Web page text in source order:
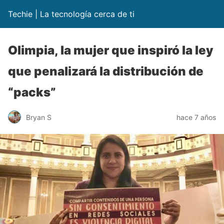
Techie | La tecnología cerca de ti
Olimpia, la mujer que inspiró la ley
que penalizará la distribución de
“packs”
Bryan S hace 7 años